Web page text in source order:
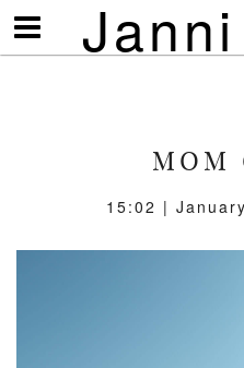
Visa/göm
meny
MOM
15:02 |